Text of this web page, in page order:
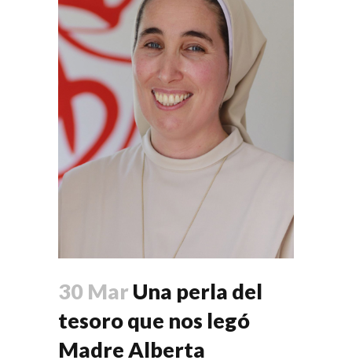
30 Mar Una perla del
tesoro que nos legó
Madre Alberta